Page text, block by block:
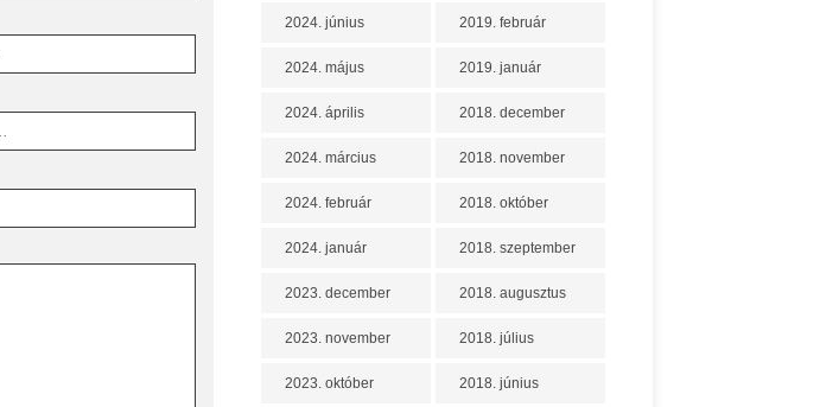
2024. június
2024. május
2024. április
2024. március
2024. február
2024. január
2023. december
2023. november
2023. október
2019. február
2019. január
2018. december
2018. november
2018. október
2018. szeptember
2018. augusztus
2018. július
2018. június